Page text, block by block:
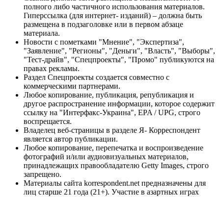
полного либо частичного использования материалов.
Гиперссылка (для интернет- изданий) – должна быть
размещена в подзаголовке или в первом абзаце
материала.
Новости с пометками "Мнение", "Экспертиза",
"Заявление", "Регионы", "Деньги", "Власть", "Выборы",
"Тест-драйв", "Спецпроекты", "Промо" публикуются на
правах рекламы.
Раздел Спецпроекты создается совместно с
коммерческими партнерами.
Любое копирование, публикация, републикация и
другое распространение информации, которое содержит
ссылку на "Интерфакс-Украина", EPA / UPG, строго
воспрещается.
Владелец веб-страницы в разделе Я- Корреспондент
является автор публикации.
Любое копирование, перепечатка и воспроизведение
фотографий и/или аудиовизуальных материалов,
принадлежащих правообладателю Getty Images, строго
запрещено.
Материалы сайта korrespondent.net предназначены для
лиц старше 21 года (21+). Участие в азартных играх